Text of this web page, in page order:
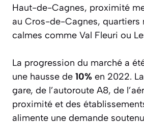
Haut-de-Cagnes, proximité
au Cros-de-Cagnes, quartiers
calmes comme Val Fleuri ou
La progression du marché a
une hausse de 10% en 2022.
gare, de l’autoroute A8, de
proximité et des
alimente une demande